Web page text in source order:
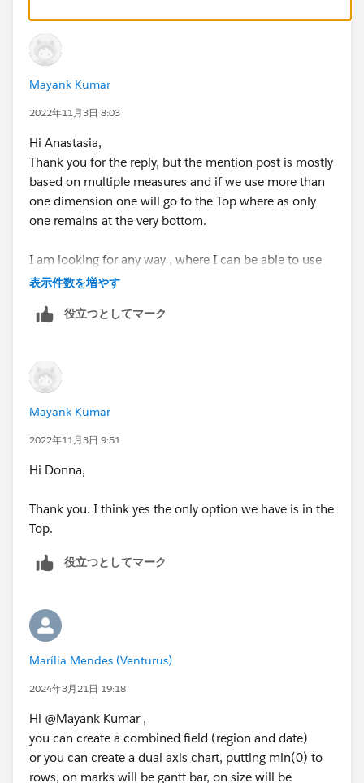
Mayank Kumar
2022年11月3日 8:03
Hi Anastasia,
Thank you for the reply, but the mention post is mostly
based on multiple measures and if we use more than
one dimension one will go to the Top where as only
one remains at the very bottom.
I am looking for any way , where I can be able to use
two dim field in the bottom X-axis.
表示件数を増やす
役立つとしてマーク
Mayank Kumar
2022年11月3日 9:51
Hi Donna,
Thank you. I think yes the only option we have is in the
Top.
役立つとしてマーク
Marília Mendes (Venturus)
2024年3月21日 19:18
Hi @Mayank Kumar​ ,
you can create a combined field (region and date)
or you can create a dual axis chart, putting min(0) to
rows, on marks will be gantt bar, on size will be